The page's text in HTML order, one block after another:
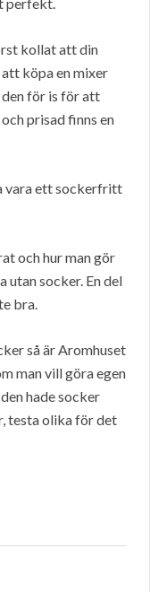
kollat att din
köpa en mixer
den för is för att
prisad finns en
vara ett sockerfritt
och hur man gör
utan socker. En del
bra.
så är Aromhuset
man vill göra egen
hade socker
testa olika för det